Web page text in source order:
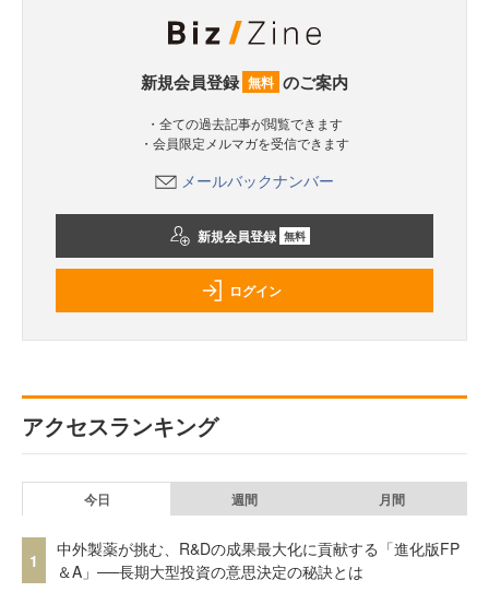
新規会員登録 無料 のご案内
・全ての過去記事が閲覧できます
・会員限定メルマガを受信できます
メールバックナンバー
新規会員登録 無料
ログイン
アクセスランキング
今日 週間 月間
1
中外製薬が挑む、R&Dの成果最大化に貢献する「進化版FP
＆A」──長期大型投資の意思決定の秘訣とは